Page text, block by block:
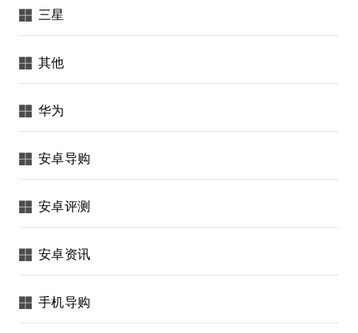
三星
其他
华为
安卓导购
安卓评测
安卓资讯
手机导购